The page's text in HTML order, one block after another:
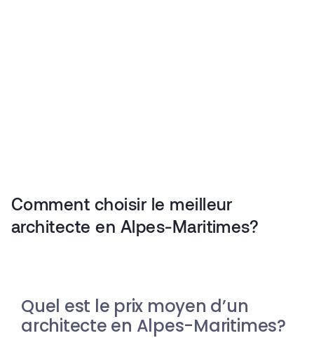
Comment choisir le meilleur
architecte en Alpes-Maritimes?
Quel est le prix moyen d’un
architecte en Alpes-Maritimes?